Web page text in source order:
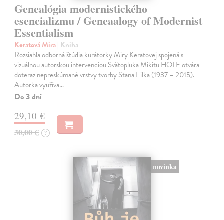
Genealógia modernistického
esencializmu / Geneaalogy of Modernist
Essentialism
Keratová Mira| Kniha
Rozsiahla odborná štúdia kurátorky Miry Keratovej spojená s
vizuálnou autorskou intervenciou Svätopluka Mikitu HOLE otvára
doteraz nepreskúmané vrstvy tvorby Stana Filka (1937 – 2015).
Autorka využíva…
Do 3 dní
29,10 €
30,00 € ?
novinka